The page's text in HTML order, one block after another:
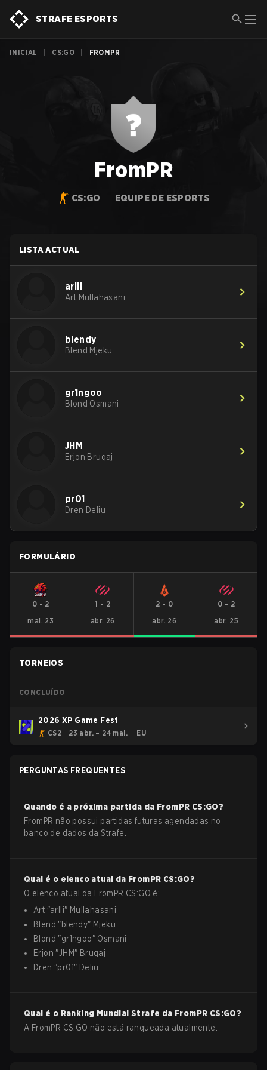
STRAFE ESPORTS
INICIAL CS:GO FROMPR
FromPR
CS:GO EQUIPE DE ESPORTS
LISTA ACTUAL
arlli
Art Mullahasani
blendy
Blend Mjeku
gr1ngoo
Blond Osmani
JHM
Erjon Bruqaj
pr01
Dren Deliu
FORMULÁRIO
0 - 2
mai. 23
1 - 2
abr. 26
2 - 0
abr. 26
0 - 2
abr. 25
TORNEIOS
CONCLUÍDO
2026 XP Game Fest
CS2 23 abr. – 24 mai. EU
PERGUNTAS FREQUENTES
Quando é a próxima partida da FromPR CS:GO?
FromPR não possui partidas futuras agendadas no
banco de dados da Strafe.
Qual é o elenco atual da FromPR CS:GO?
O elenco atual da FromPR CS:GO é:
Art "arlli" Mullahasani
Blend "blendy" Mjeku
Blond "gr1ngoo" Osmani
Erjon "JHM" Bruqaj
Dren "pr01" Deliu
Qual é o Ranking Mundial Strafe da FromPR CS:GO?
A FromPR CS:GO não está ranqueada atualmente.